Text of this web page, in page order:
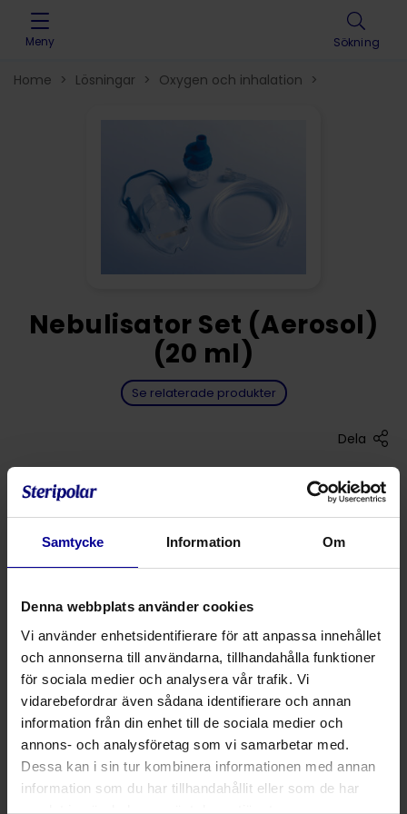
Samtycke Information Om
Denna webbplats använder cookies
Vi använder enhetsidentifierare för att anpassa innehållet
och annonserna till användarna, tillhandahålla funktioner
för sociala medier och analysera vår trafik. Vi
vidarebefordrar även sådana identifierare och annan
information från din enhet till de sociala medier och
annons- och analysföretag som vi samarbetar med.
Dessa kan i sin tur kombinera informationen med annan
information som du har tillhandahållit eller som de har
samlat in när du har använt deras tjänster.
Skip to content
Meny Sökning
Home > Lösningar > Oxygen och inhalation >
går ner under hakan
210 cm knickfri slang med standard och universal
anslutning / 2 standardanslutning
nebulisator 20 ml
Produktnummer Produktbeskrivning
01 000 08 921 Nebulisator Set med standard och
01 000 08 924 Nebulisator Set med standard och
01 000 08 925 Nebulisator Set med 2
Nebulisator Set (Aerosol)
(20 ml)
Se relaterade produkter
Dela